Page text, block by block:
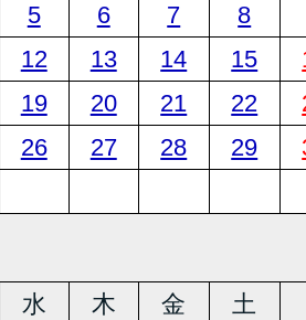
5 6 7
8
12 13 14 15
19 20 21 22
26 27 28 29
水 木 金 土